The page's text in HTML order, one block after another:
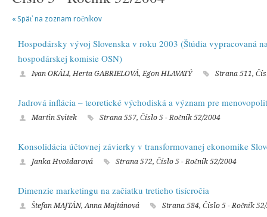
« Späť na zoznam ročníkov
Hospodársky vývoj Slovenska v roku 2003 (Štúdia vypracovaná
hospodárskej komisie OSN)
Ivan OKÁLI, Herta GABRIELOVÁ, Egon HLAVATÝ Strana 511,
Jadrová inflácia – teoretické východiská a význam pre
Martin Svitek Strana 557, Číslo 5 - Ročník 52/2004
Konsolidácia účtovnej závierky v transformovanej ekonomike
Janka Hvoždarová Strana 572, Číslo 5 - Ročník 52/2004
Dimenzie marketingu na začiatku tretieho tisícročia
Štefan MAJTÁN, Anna Majtánová Strana 584, Číslo 5 - Ročník